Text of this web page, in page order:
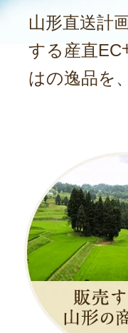
山形直送計
する産直
はの逸品を